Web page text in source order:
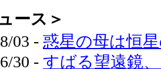
ース＞
03 - 惑星の母は恒
30 - すばる望遠鏡